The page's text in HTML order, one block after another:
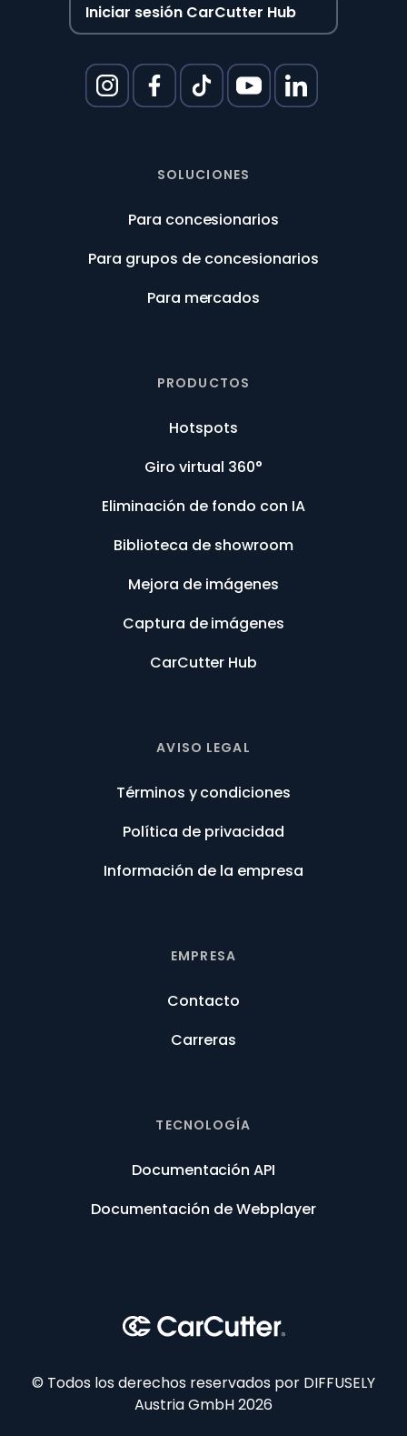
SOLUCIONES
Para concesionarios
Para grupos de concesionarios
Para mercados
PRODUCTOS
Hotspots
Giro virtual 360°
Eliminación de fondo con IA
Biblioteca de showroom
Mejora de imágenes
Captura de imágenes
CarCutter Hub
AVISO LEGAL
Términos y condiciones
Política de privacidad
Información de la empresa
EMPRESA
Contacto
Carreras
TECNOLOGÍA
Documentación API
Documentación de Webplayer
Iniciar sesión CarCutter Hub
© Todos los derechos reservados por DIFFUSELY
Austria GmbH 2026